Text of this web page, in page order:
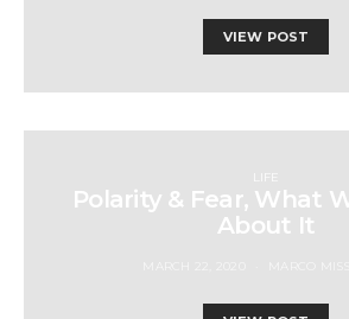
VIEW POST
Polarity & Fear, What
About It